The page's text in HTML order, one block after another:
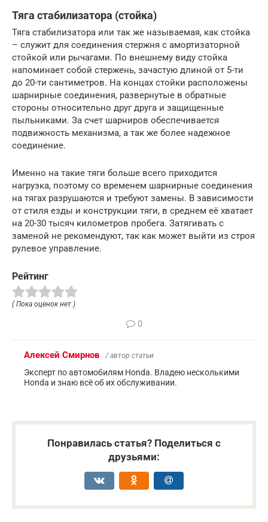
Тяга стабилизатора (стойка)
Тяга стабилизатора или так же называемая, как стойка
– служит для соединения стержня с амортизаторной
стойкой или рычагами. По внешнему виду стойка
напоминает собой стержень, зачастую длиной от 5-ти
до 20-ти сантиметров. На концах стойки расположены
шарнирные соединения, развернутые в обратные
стороны относительно друг друга и защищенные
пыльниками. За счет шарниров обеспечивается
подвижность механизма, а так же более надежное
соединение.
Именно на такие тяги больше всего приходится
нагрузка, поэтому со временем шарнирные соединения
на тягах разрушаются и требуют замены. В зависимости
от стиля езды и конструкции тяги, в среднем её хватает
на 20-30 тысяч километров пробега. Затягивать с
заменой не рекомендуют, так как может выйти из строя
рулевое управление.
Рейтинг
( Пока оценок нет )
0
Алексей Смирнов / автор статьи
Эксперт по автомобилям Honda. Владею несколькими
Honda и знаю всё об их обслуживании.
Понравилась статья? Поделиться с
друзьями: